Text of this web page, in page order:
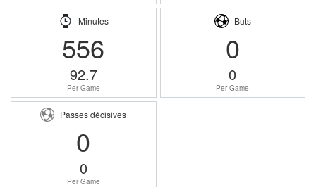
Minutes
556
92.7
Per Game
Buts
0
0
Per Game
Passes décisives
0
0
Per Game